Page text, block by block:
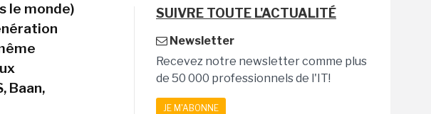
le monde)
Baan,
SUIVRE TOUTE L'ACTUALITÉ
Newsletter
Recevez notre newsletter comme plus
de 50 000 professionnels de l'IT!
JE M'ABONNE